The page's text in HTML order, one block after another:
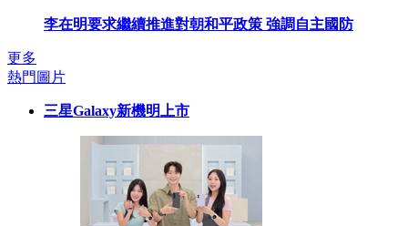
李在明要求繼續推進對朝和平政策 強調自主國防
更多
熱門圖片
三星Galaxy新機明上市